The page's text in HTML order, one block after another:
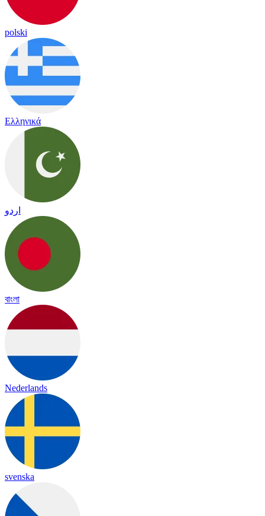
polski
Ελληνικά
اردو
বাংলা
Nederlands
svenska